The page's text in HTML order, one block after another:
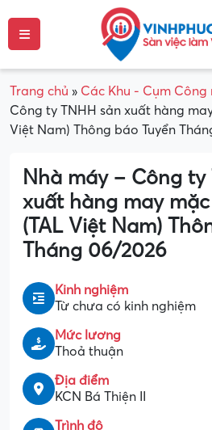
Trang chủ » Các Khu - Cụm Công
Công ty TNHH sản xuất hàng
Việt Nam) Thông báo Tuyển
Nhà máy – Công ty
xuất hàng may
(TAL Việt Nam)
Tháng 06/2026
Kinh nghiệm
Từ chưa có kinh nghiệm
Mức lương
Thoả thuận
Địa điểm
KCN Bá Thiện II
Trình độ